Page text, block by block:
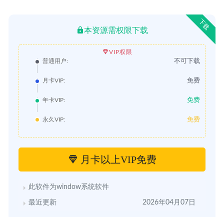
下载
本资源需权限下载
VIP权限
普通用户:
不可下载
月卡VIP: 免费
年卡VIP: 免费
永久VIP: 免费
月卡以上VIP免费
此软件为window系统软件
最近更新 2026年04月07日